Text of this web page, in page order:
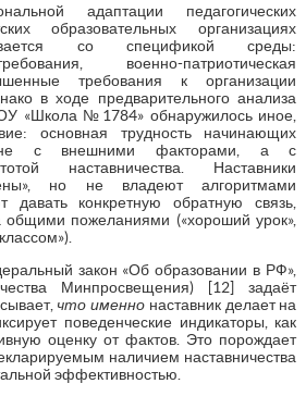
адаптации педагогических
образовательных организациях
со спецификой среды:
военно-патриотическая
требования к организации
в ходе предварительного анализа
«Школа №1784» обнаружилось иное,
основная трудность начинающих
не с внешними факторами, а с
наставничества. Наставники
но не владеют алгоритмами
конкретную обратную связь,
общими пожеланиями («хороший урок»,
закон «Об образовании в РФ»,
Минпросвещения) [12] задаёт
что именно наставник делает на
поведенческие индикаторы, как
оценку от фактов. Это порождает
наличием наставничества
эффективностью.